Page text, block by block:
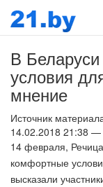
В
условия
мнение
Источник
14.02.2018 21:38 —
14 февраля,
комфортные
высказали